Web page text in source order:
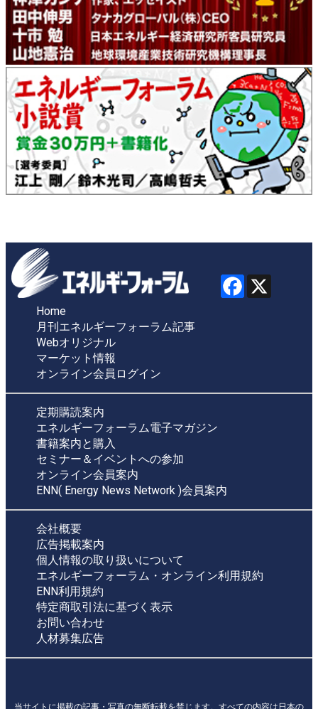
Home
月刊エネルギーフォーラム記事
Webオリジナル
マーケット情報
オンライン会員ログイン
定期購読案内
エネルギーフォーラム電子マガジン
書籍案内と購入
セミナー＆イベントへの参加
オンライン会員案内
ENN( Energy News Network )会員案内
会社概要
広告掲載案内
個人情報の取り扱いについて
エネルギーフォーラム・オンライン利用規約
ENN利用規約
特定商取引法に基づく表示
お問い合わせ
人材募集広告